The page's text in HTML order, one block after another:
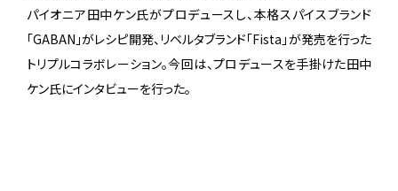
パイオニア田中ケン氏がプロデュースし、本格スパイスブランド
「GABAN」がレシピ開発、リベルタブランド「Fista」が発売を行った
トリプルコラボレーション。今回は、プロデュースを手掛けた田中
ケン氏にインタビューを行った。